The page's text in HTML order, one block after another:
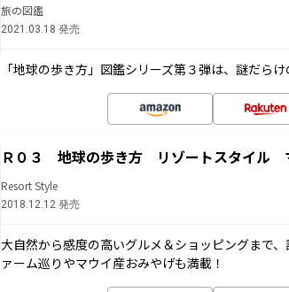
旅の図鑑
2021.03.18 発売
「地球の歩き方」図鑑シリーズ第３弾は、謎だら
Ｒ０３ 地球の歩き方 リゾートスタイル
Resort Style
2018.12.12 発売
大自然から感度の高いグルメ＆ショッピングまで
ァーム巡りやマウイ産おみやげも満載！